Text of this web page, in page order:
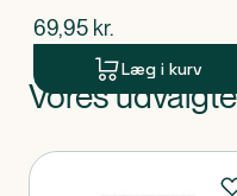
$nuværende pris
69,95 kr.
Læg i kurv
Produkt 1 af 0
Vores
Produkter